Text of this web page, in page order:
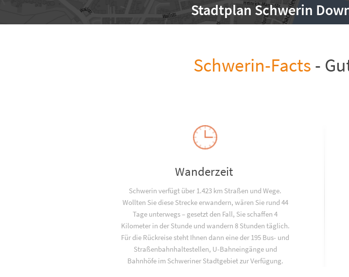
Stadtplan Schwerin
Schwerin-Facts -
Wanderzeit
Schwerin verfügt über 1.423 km Straßen und Wege.
Wollten Sie diese Strecke erwandern, wären Sie rund 44
Tage unterwegs – gesetzt den Fall, Sie schaffen 4
Kilometer in der Stunde und wandern 8 Stunden täglich.
Für die Rückreise steht Ihnen dann eine der 195 Bus- und
Straßenbahnhaltestellen, U-Bahneingänge und
Bahnhöfe im Schweriner Stadtgebiet zur Verfügung.